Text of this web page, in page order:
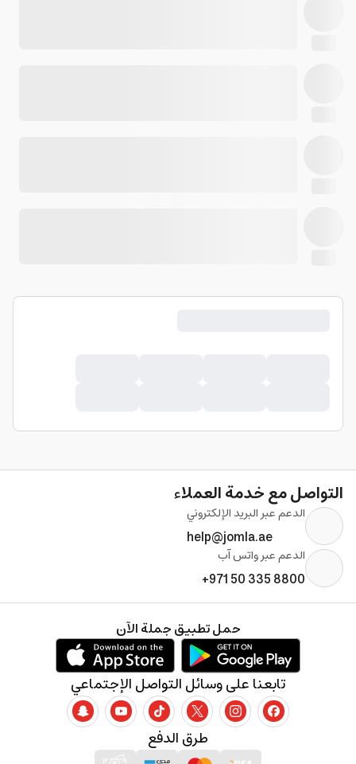
التواصل مع خدمة العملاء
الدعم عبر البريد الإلكتروني
help@jomla.ae
الدعم عبر واتس آب
+971 50 335 8800
طرق الدفع
تابعنا على وسائل التواصل الإجتماعي
حمل تطبيق جملة الآن